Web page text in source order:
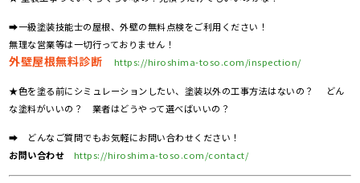
➡一級塗装技能士の屋根、外壁の無料点検をご利用ください！
無理な営業等は一切行っておりません！
外壁屋根無料診断 https://hiroshima-toso.com/inspection/
★色を塗る前にシミュレーションしたい、塗装以外の工事方法はないの？ どん
な塗料がいいの？ 業者はどうやって選べばいいの？
➡ どんなご質問でもお気軽にお問い合わせください！
お問い合わせ
https://hiroshima-toso.com/contact/